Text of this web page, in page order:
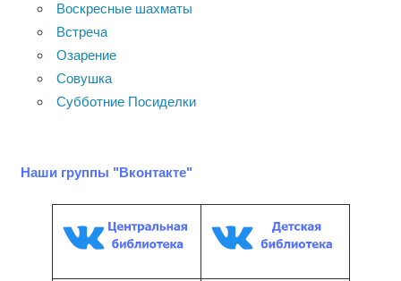
Воскресные шахматы
Встреча
Озарение
Совушка
Субботние Посиделки
Наши группы "Вконтакте"